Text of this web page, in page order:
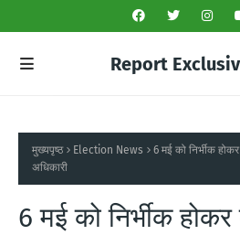
Report
मुख्यपृष्ठ Election News
6 मई को निर्भीक
अधिकारी
6 मई को निर्भीक